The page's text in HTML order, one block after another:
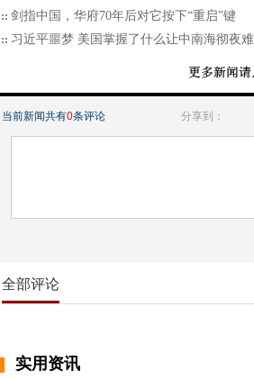
剑指中国，华府70年后对它按下“重启”键
习近平噩梦 美国掌握了什么让中南海彻夜
当前新闻共有0条评论 分享到：
全部评论
实用资讯